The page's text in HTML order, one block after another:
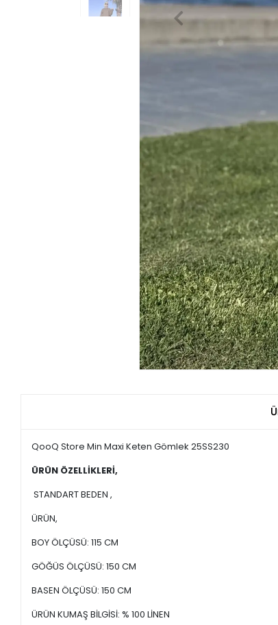
QooQ Store Min Maxi Keten Gömlek 25SS230
ÜRÜN ÖZELLİKLERİ,
STANDART BEDEN ,
ÜRÜN,
BOY ÖLÇÜSÜ: 115 CM
GÖĞÜS ÖLÇÜSÜ: 150 CM
BASEN ÖLÇÜSÜ: 150 CM
ÜRÜN KUMAŞ BİLGİSİ: % 100 LİNEN